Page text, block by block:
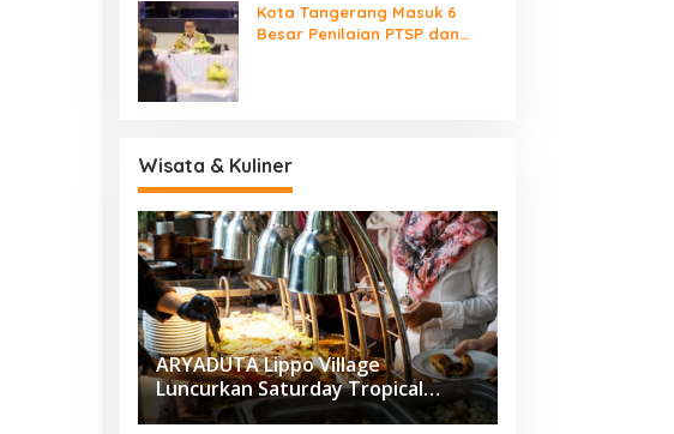
Kota Tangerang Masuk 6
Besar Penilaian PTSP dan
Wisata & Kuliner
ARYADUTA Lippo Village
Luncurkan Saturday Tropical
Brunch